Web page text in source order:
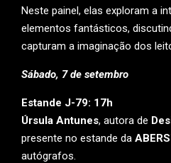
Neste painel, elas exploram a
elementos fantásticos,
capturam a imaginação dos
Sábado, 7 de setembro
Estande J-79: 17h
Úrsula Antunes, autora de
presente no estande da
autógrafos.